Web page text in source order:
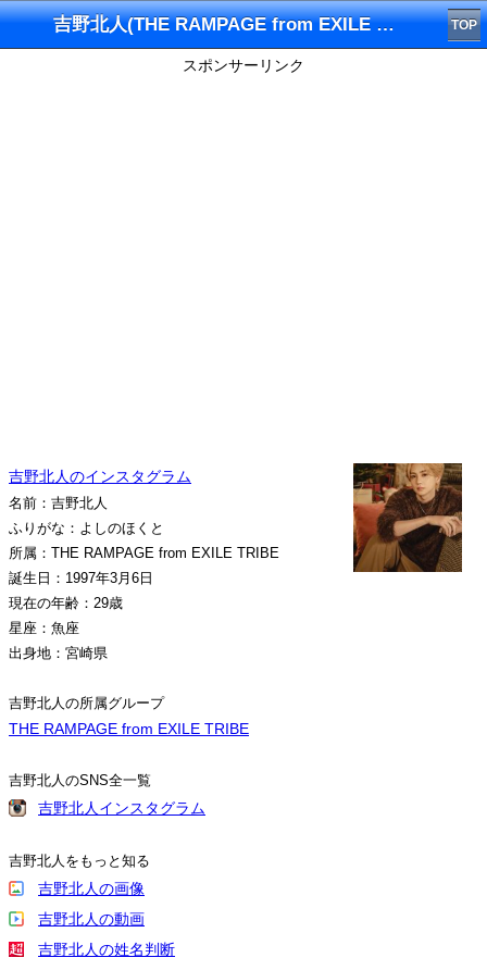
吉野北人(THE RAMPAGE from EXILE TRIBE)インスタグラム TOP
スポンサーリンク
吉野北人のインスタグラム
名前：吉野北人
ふりがな：よしのほくと
所属：THE RAMPAGE from EXILE TRIBE
誕生日：1997年3月6日
現在の年齢：29歳
星座：魚座
出身地：宮崎県
吉野北人の所属グループ
THE RAMPAGE from EXILE TRIBE
吉野北人のSNS全一覧
吉野北人インスタグラム
吉野北人をもっと知る
吉野北人の画像
吉野北人の動画
吉野北人の姓名判断